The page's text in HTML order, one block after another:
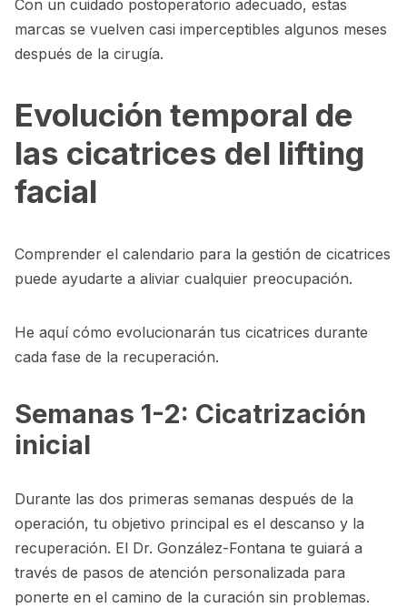
Con un cuidado postoperatorio adecuado, estas
marcas se vuelven casi imperceptibles algunos meses
después de la cirugía.
Evolución temporal de
las cicatrices del lifting
facial
Comprender el calendario para la gestión de cicatrices
puede ayudarte a aliviar cualquier preocupación.
He aquí cómo evolucionarán tus cicatrices durante
cada fase de la recuperación.
Semanas 1-2: Cicatrización
inicial
Durante las dos primeras semanas después de la
operación, tu objetivo principal es el descanso y la
recuperación. El Dr. González-Fontana te guiará a
través de pasos de atención personalizada para
ponerte en el camino de la curación sin problemas.